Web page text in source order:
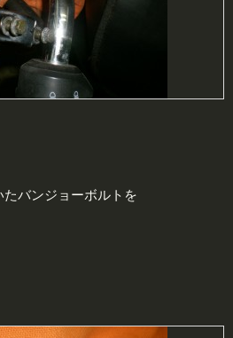
バンジョーボルトを